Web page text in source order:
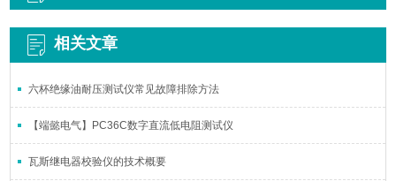
相关文章
六杯绝缘油耐压测试仪常见故障排除方法
【端懿电气】PC36C数字直流低电阻测试仪
瓦斯继电器校验仪的技术概要